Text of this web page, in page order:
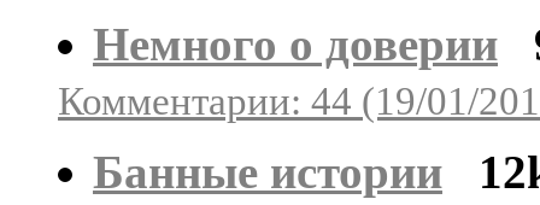
Немного о доверии
Комментарии: 44 (19/01/
Банные истории